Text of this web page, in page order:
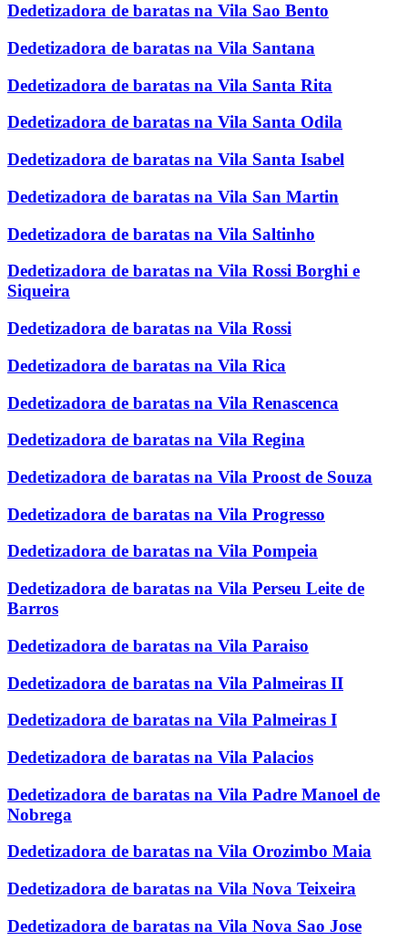
Dedetizadora de baratas na Vila Sao Bento
Dedetizadora de baratas na Vila Santana
Dedetizadora de baratas na Vila Santa Rita
Dedetizadora de baratas na Vila Santa Odila
Dedetizadora de baratas na Vila Santa Isabel
Dedetizadora de baratas na Vila San Martin
Dedetizadora de baratas na Vila Saltinho
Dedetizadora de baratas na Vila Rossi Borghi e
Siqueira
Dedetizadora de baratas na Vila Rossi
Dedetizadora de baratas na Vila Rica
Dedetizadora de baratas na Vila Renascenca
Dedetizadora de baratas na Vila Regina
Dedetizadora de baratas na Vila Proost de Souza
Dedetizadora de baratas na Vila Progresso
Dedetizadora de baratas na Vila Pompeia
Dedetizadora de baratas na Vila Perseu Leite de
Barros
Dedetizadora de baratas na Vila Paraiso
Dedetizadora de baratas na Vila Palmeiras II
Dedetizadora de baratas na Vila Palmeiras I
Dedetizadora de baratas na Vila Palacios
Dedetizadora de baratas na Vila Padre Manoel de
Nobrega
Dedetizadora de baratas na Vila Orozimbo Maia
Dedetizadora de baratas na Vila Nova Teixeira
Dedetizadora de baratas na Vila Nova Sao Jose